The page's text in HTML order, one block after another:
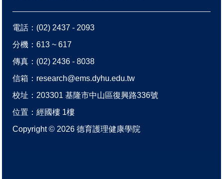
電話： (02) 2437 - 2093
分機：613 ~ 617
傳真：(02) 2436 - 8038
信箱： research@ems.dyhu.edu.tw
校址： 203301 基隆市中山區復興路336號
位置： 經國樓 1樓
Copyright © 2026德育護理健康學院